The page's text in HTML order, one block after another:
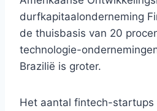
durfkapitaalonderneming
de thuisbasis van 20
technologie-
Brazilië is groter.
Het aantal fintech-startups